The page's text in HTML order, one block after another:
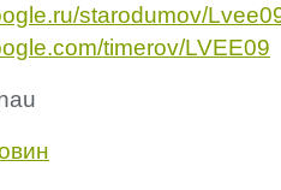
starodumov/
timerov/LVEE09